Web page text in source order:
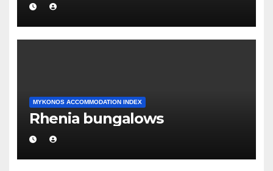
MYKONOS ACCOMMODATION INDEX
Rhenia bungalows